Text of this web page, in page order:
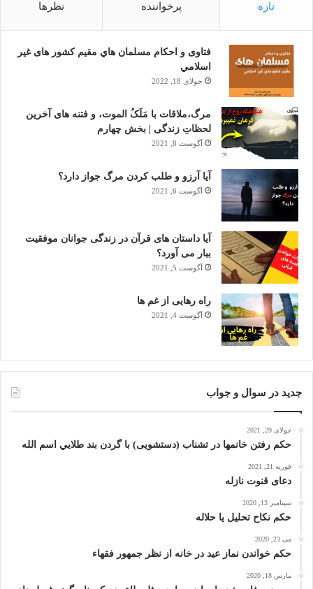
تازه پرخواننده نظرها
فتاوى و احكام مسلمان هاي مقيم كشور هاى غير
اسلامي
جولای 18, 2022
مرگ،ملاقات با مَلَکُ الموت، و فتنه های آخرین
لحظاتِ زندگی | بخش چهارم
آگوست 8, 2021
آیا آرزو و طلب کردن مرگ جواز دارد؟
آگوست 6, 2021
آیا داستان های قرآن در زندگی جوانان موفقیت
ببار می آورد؟
آگوست 5, 2021
راه رهایی از غم ها
آگوست 4, 2021
جدید در سوال و جواب
جولای 29, 2021
حکم رفتن خانمها در تشناب (دستشویی) با گردن بند طلايي اسم الله
فوریه 21, 2021
دعای قنوت نازله
سپتامبر 13, 2020
حکم نکاح تحلیل یا حلاله
می 23, 2020
حكم خواندن نماز عيد در خانه از نظر جمهور فقهاء
مارس 18, 2020